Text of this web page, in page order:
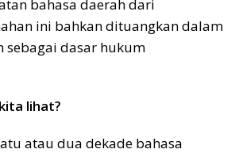
bahasa daerah dari
ini bahkan dituangkan dalam
sebagai dasar hukum
lihat?
atau dua dekade bahasa